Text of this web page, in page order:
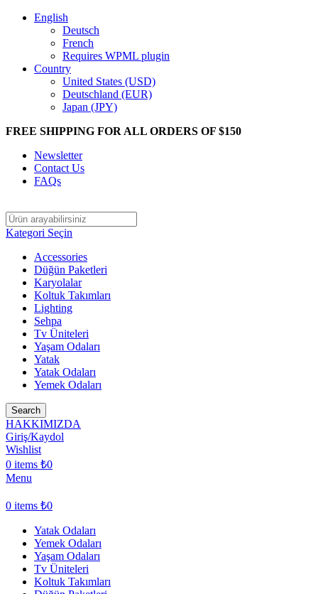
English
Deutsch
French
Requires WPML plugin
Country
United States (USD)
Deutschland (EUR)
Japan (JPY)
FREE SHIPPING FOR ALL ORDERS OF $150
Newsletter
Contact Us
FAQs
Kategori Seçin
Accessories
Düğün Paketleri
Karyolalar
Koltuk Takımları
Lighting
Sehpa
Tv Üniteleri
Yaşam Odaları
Yatak
Yatak Odaları
Yemek Odaları
Search
HAKKIMIZDA
Giriş/Kaydol
Wishlist
0 items ₺0
Menu
0 items ₺0
Yatak Odaları
Yemek Odaları
Yaşam Odaları
Tv Üniteleri
Koltuk Takımları